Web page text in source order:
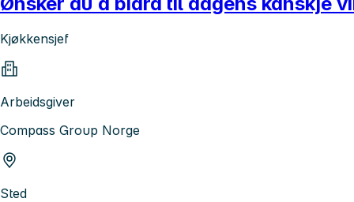
Kjøkkensjef
Arbeidsgiver
Compass Group Norge
Sted